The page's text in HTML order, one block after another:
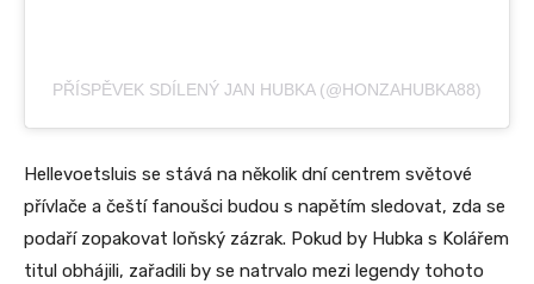
PŘÍSPĚVEK SDÍLENÝ JAN HUBKA (@HONZAHUBKA88)
Hellevoetsluis se stává na několik dní centrem světové
přívlače a čeští fanoušci budou s napětím sledovat, zda se
podaří zopakovat loňský zázrak. Pokud by Hubka s Kolářem
titul obhájili, zařadili by se natrvalo mezi legendy tohoto